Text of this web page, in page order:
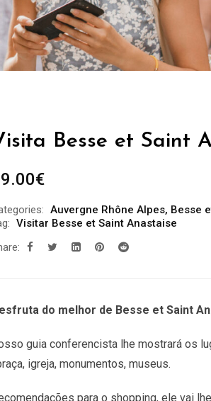
Besse et Saint
€
Auvergne Rhône Alpes, Besse
Visitar Besse et Saint Anastaise
do melhor de Besse et Saint
guia conferencista lhe mostrará os
igreja, monumentos, museus.
para o shopping, ele vai